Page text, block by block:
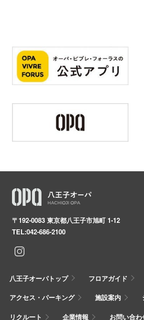
〒192-0083 東京都八王子市旭町 1-12
TEL:042-686-2100
八王子オーパトップ フロアガイド
アクセス・パーキング 施設案内
リクルート 企業情報 お問い合わ